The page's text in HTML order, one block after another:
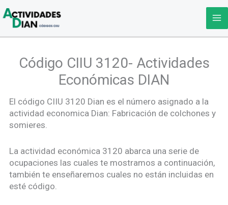
al
contenido
Código CIIU 3120- Actividades
Económicas DIAN
El código CIIU 3120 Dian es el número asignado a la
actividad economica Dian: Fabricación de colchones y
somieres.
La actividad económica 3120 abarca una serie de
ocupaciones las cuales te mostramos a continuación,
también te enseñaremos cuales no están incluidas en
esté código.